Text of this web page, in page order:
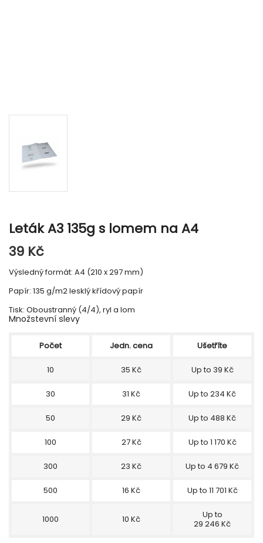
Leták A3 135g s lomem na A4
39 Kč
Výsledný formát: A4 (210 x 297 mm)
Papír: 135 g/m2 lesklý křídový papír
Tisk: Oboustranný (4/4), ryl a lom
Množstevní slevy
Počet Jedn. cena Ušetříte
10 35 Kč Up to 39 Kč
30 31 Kč Up to 234 Kč
50 29 Kč Up to 488 Kč
100 27 Kč Up to 1 170 Kč
300 23 Kč Up to 4 679 Kč
500 16 Kč Up to 11 701 Kč
1000 10 Kč
Up to
29 246 Kč